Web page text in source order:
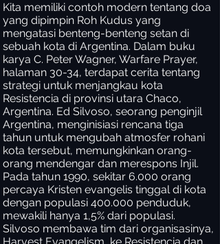
Kita memiliki contoh modern tentang doa
yang dipimpin Roh Kudus yang
mengatasi benteng-benteng setan di
sebuah kota di Argentina. Dalam buku
karya C. Peter Wagner, Warfare Prayer,
halaman 30-34, terdapat cerita tentang
strategi untuk menjangkau kota
Resistencia di provinsi utara Chaco,
Argentina. Ed Silvoso, seorang penginjil
Argentina, menginisiasi rencana tiga
tahun untuk mengubah atmosfer rohani
kota tersebut, memungkinkan orang-
orang mendengar dan merespons Injil.
Pada tahun 1990, sekitar 6.000 orang
percaya Kristen evangelis tinggal di kota
dengan populasi 400.000 penduduk,
mewakili hanya 1,5% dari populasi.
Silvoso membawa tim dari organisasinya,